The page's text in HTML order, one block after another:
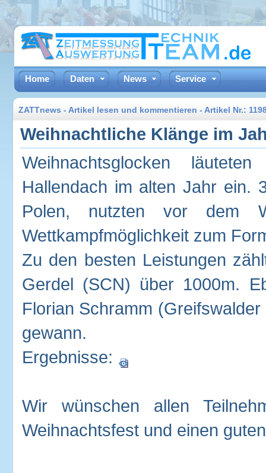
Home Daten News Service
ZATTnews - Artikel lesen und kommentieren - Artikel Nr.:
Weihnachtliche Klänge im
Weihnachtsglocken
Hallendach im alten Jahr ein.
Polen, nutzten vor dem
Wettkampfmöglichkeit zum
Zu den besten Leistungen
Gerdel (SCN) über 1000m.
Florian Schramm
gewann.
Ergebnisse:
Wir wünschen allen
Weihnachtsfest und einen